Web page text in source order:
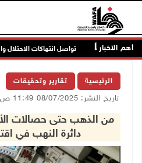
أهم الاخبارتواصل انتهاكات الاحتلال
الرئيسية تقارير وتحقيقات
تاريخ النشر: 08/07/2025 11:49 ص
من الذهب حتى حصالات
دائرة النهب في